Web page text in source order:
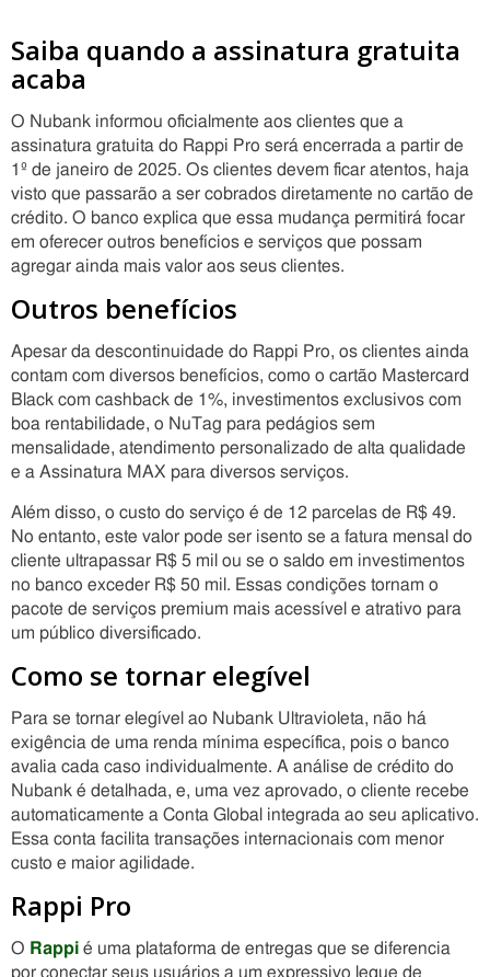
Saiba quando a assinatura gratuita
acaba
O Nubank informou oficialmente aos clientes que a
assinatura gratuita do Rappi Pro será encerrada a partir de
1º de janeiro de 2025. Os clientes devem ficar atentos, haja
visto que passarão a ser cobrados diretamente no cartão de
crédito. O banco explica que essa mudança permitirá focar
em oferecer outros benefícios e serviços que possam
agregar ainda mais valor aos seus clientes.
Outros benefícios
Apesar da descontinuidade do Rappi Pro, os clientes ainda
contam com diversos benefícios, como o cartão Mastercard
Black com cashback de 1%, investimentos exclusivos com
boa rentabilidade, o NuTag para pedágios sem
mensalidade, atendimento personalizado de alta qualidade
e a Assinatura MAX para diversos serviços.
Além disso, o custo do serviço é de 12 parcelas de R$ 49.
No entanto, este valor pode ser isento se a fatura mensal do
cliente ultrapassar R$ 5 mil ou se o saldo em investimentos
no banco exceder R$ 50 mil. Essas condições tornam o
pacote de serviços premium mais acessível e atrativo para
um público diversificado.
Como se tornar elegível
Para se tornar elegível ao Nubank Ultravioleta, não há
exigência de uma renda mínima específica, pois o banco
avalia cada caso individualmente. A análise de crédito do
Nubank é detalhada, e, uma vez aprovado, o cliente recebe
automaticamente a Conta Global integrada ao seu aplicativo.
Essa conta facilita transações internacionais com menor
custo e maior agilidade.
Rappi Pro
O Rappi é uma plataforma de entregas que se diferencia
por conectar seus usuários a um expressivo leque de